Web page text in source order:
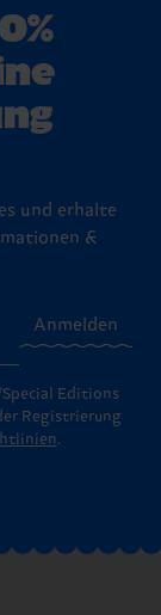
und erhalte
&
Anmelden
Editions
Registrierung
.